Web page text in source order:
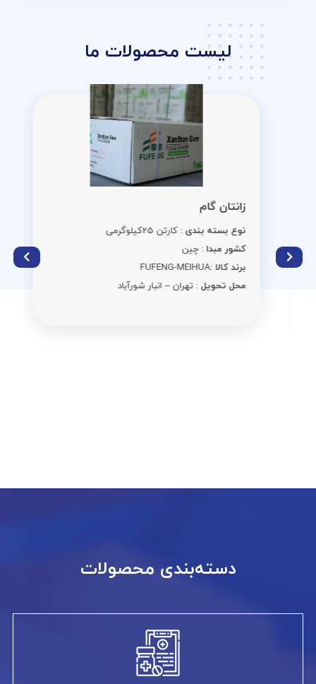
لیست محصولات ما
زانتان گام
نوع بسته بندی: کارتن 25کیلوگرمی
کشور مبدا: چین
برند کالا :FUFENG-MEIHUA
محل تحویل: تهران – انبار شورآباد
دسته‌بندی محصولات